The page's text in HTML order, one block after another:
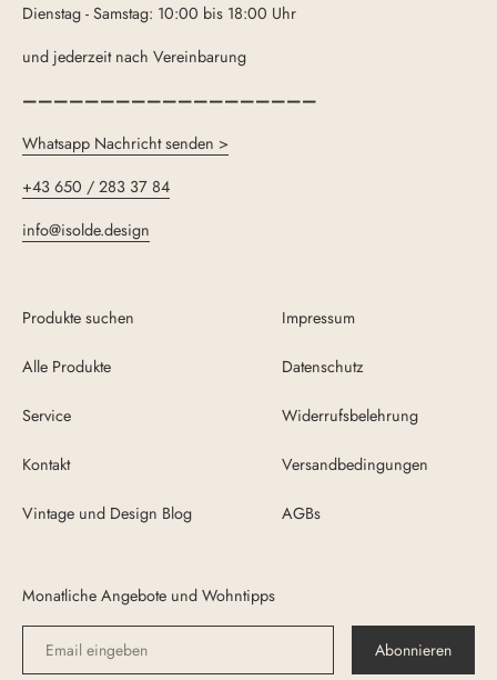
Dienstag - Samstag: 10:00 bis 18:00 Uhr
und jederzeit nach Vereinbarung
———————————————————
Whatsapp Nachricht senden >
+43 650 / 283 37 84
info@isolde.design
Produkte suchen
Alle Produkte
Service
Kontakt
Vintage und Design Blog
Impressum
Datenschutz
Widerrufsbelehrung
Versandbedingungen
AGBs
Monatliche Angebote und Wohntipps
Abonnieren